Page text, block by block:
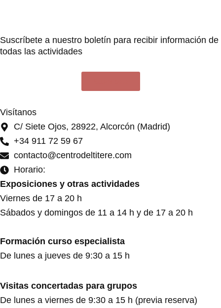
Suscríbete a nuestro boletín para recibir información de
todas las actividades
Visítanos
C/ Siete Ojos, 28922, Alcorcón (Madrid)
+34 911 72 59 67
contacto@centrodeltitere.com
Horario:
Exposiciones y otras actividades
Viernes de 17 a 20 h
Sábados y domingos de 11 a 14 h y de 17 a 20 h
Formación curso especialista
De lunes a jueves de 9:30 a 15 h
Visitas concertadas para grupos
De lunes a viernes de 9:30 a 15 h (previa reserva)